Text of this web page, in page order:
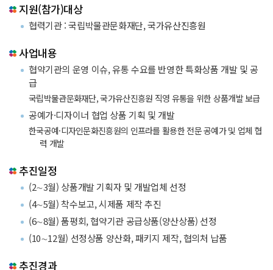
지원(참가)대상
협력기관 : 국립박물관문화재단, 국가유산진흥원
사업내용
협약기관의 운영 이슈, 유통 수요를 반영한 특화상품 개발 및 공
급
국립박물관문화재단, 국가유산진흥원 직영 유통을 위한 상품개발 보급
공예가·디자이너 협업 상품 기획 및 개발
한국공예·디자인문화진흥원의 인프라를 활용한 전문 공예가 및 업체 협
력 개발
추진일정
(2∼3월) 상품개발 기획자 및 개발업체 선정
(4∼5월) 착수보고, 시제품 제작 추진
(6∼8월) 품평회, 협약기관 공급상품(양산상품) 선정
(10∼12월) 선정상품 양산화, 패키지 제작, 협의처 납품
추진경과